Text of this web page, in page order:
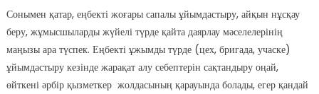
Сонымен қатар, еңбекті жоғары сапалы ұйымдастыру, айқын нұсқау
беру, жұмысшыларды жүйелі түрде қайта даярлау мәселелерінің
маңызы ара түспек. Еңбекті ұжымды түрде (цех, бригада, учаске)
ұйымдастыру кезінде жарақат алу себептерін сақтандыру оңай,
өйткені әрбір қызметкер жолдасының қарауында болады, егер қандай